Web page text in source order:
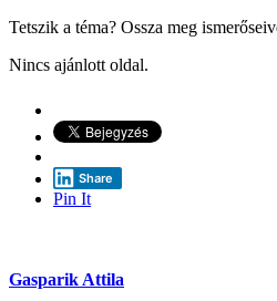
Tetszik a téma? Ossza meg
Nincs ajánlott oldal.
Share
Pin It
Gasparik Attila